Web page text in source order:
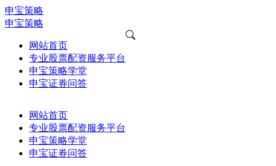
申宝策略
申宝策略
网站首页
专业股票配资服务平台
申宝策略学堂
申宝证券问答
网站首页
专业股票配资服务平台
申宝策略学堂
申宝证券问答